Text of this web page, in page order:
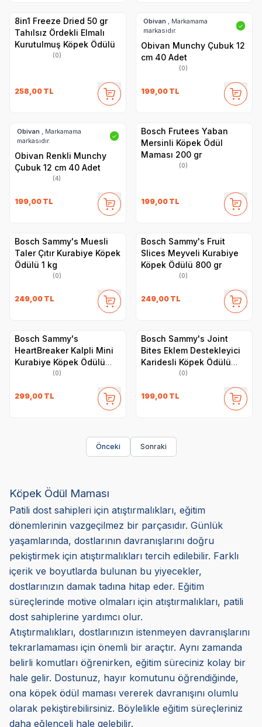
8in1 Freeze Dried 50 gr
Tahılsız Ördekli Elmalı
Kurutulmuş Köpek Ödülü
(0)
258,00 TL
Obivan , Markamama
markasıdır.
✓
Obivan Munchy Çubuk 12
cm 40 Adet
(0)
199,00 TL
Obivan , Markamama
markasıdır.
✓
Obivan Renkli Munchy
Çubuk 12 cm 40 Adet
(4)
199,00 TL
Bosch Frutees Yaban
Mersinli Köpek Ödül
Maması 200 gr
(0)
199,00 TL
Bosch Sammy's Muesli
Taler Çıtır Kurabiye Köpek
Ödülü 1 kg
(0)
249,00 TL
Bosch Sammy's Fruit
Slices Meyveli Kurabiye
Köpek Ödülü 800 gr
(0)
249,00 TL
Bosch Sammy's
HeartBreaker Kalpli Mini
Kurabiye Köpek Ödülü
(0)
299,00 TL
Bosch Sammy's Joint
Bites Eklem Destekleyici
Karidesli Köpek Ödülü
(0)
199,00 TL
Önceki Sonraki
Köpek Ödül Maması
Patili dost sahipleri için atıştırmalıkları, eğitim
dönemlerinin vazgeçilmez bir parçasıdır. Günlük
yaşamlarında, dostlarının davranışlarını doğru
pekiştirmek için atıştırmalıkları tercih edilebilir. Farklı
içerik ve boyutlarda bulunan bu yiyecekler,
dostlarınızın damak tadına hitap eder. Eğitim
süreçlerinde motive olmaları için atıştırmalıkları, patili
dost sahiplerine yardımcı olur.
Atıştırmalıkları, dostlarınızın istenmeyen davranışlarını
tekrarlamaması için önemli bir araçtır. Aynı zamanda
belirli komutları öğrenirken, eğitim süreciniz kolay bir
hale gelir. Dostunuz, hayır komutunu öğrendiğinde,
ona köpek ödül maması vererek davranışını olumlu
olarak pekiştirebilirsiniz. Böylelikle eğitim süreçleriniz
daha eğlenceli hale gelebilir.